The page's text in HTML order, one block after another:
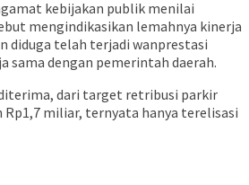
kebijakan publik menilai
mengindikasikan lemahnya kinerja
diduga telah terjadi wanprestasi
sama dengan pemerintah daerah.
dari target retribusi parkir
Rp1,7 miliar, ternyata hanya terelisasi